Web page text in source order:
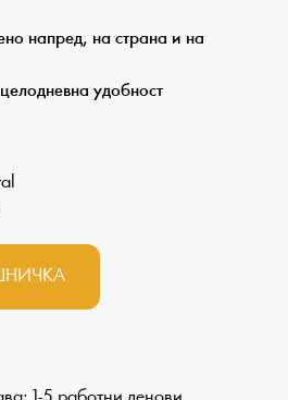
напред, на страна и на
удобност